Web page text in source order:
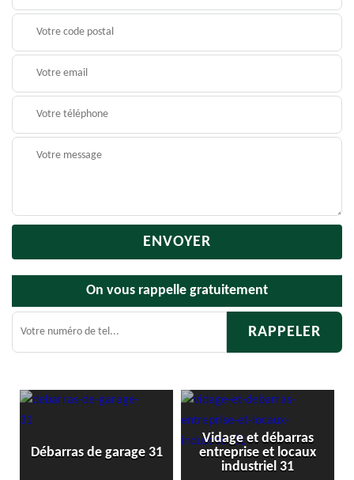
On vous rappelle gratuitement
Débarras de garage 31
Vidage et débarras
entreprise et locaux
industriel 31